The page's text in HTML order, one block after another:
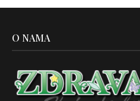
O NAMA